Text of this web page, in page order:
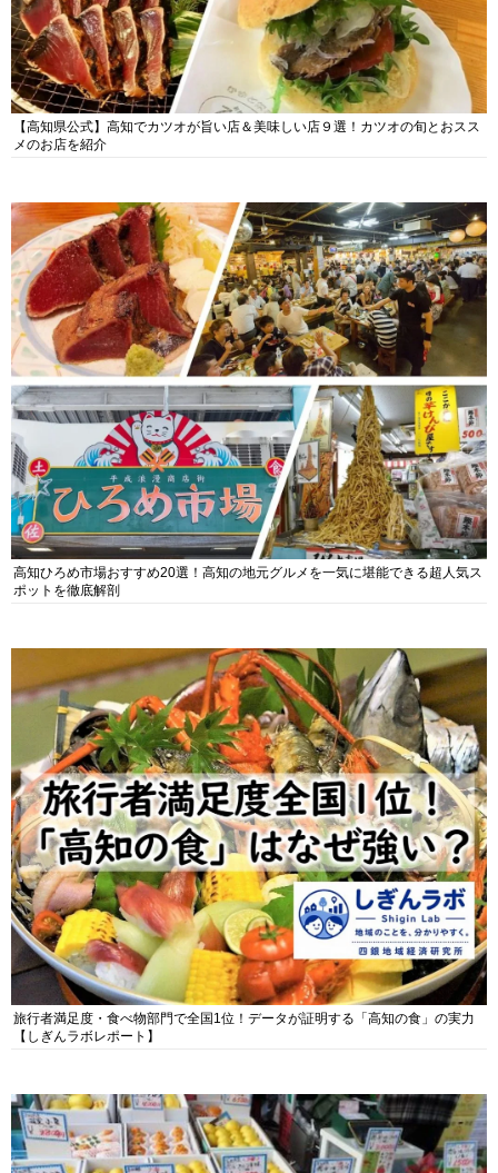
【高知県公式】高知でカツオが旨い店＆美味しい店９選！カツオの旬とおスス
メのお店を紹介
高知ひろめ市場おすすめ20選！高知の地元グルメを一気に堪能できる超人気ス
ポットを徹底解剖
旅行者満足度・食べ物部門で全国1位！データが証明する「高知の食」の実力
【しぎんラボレポート】